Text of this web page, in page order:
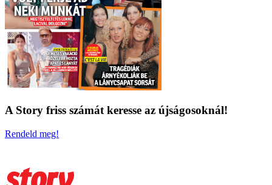
A Story friss számát keresse az újságosoknál!
Rendeld meg!